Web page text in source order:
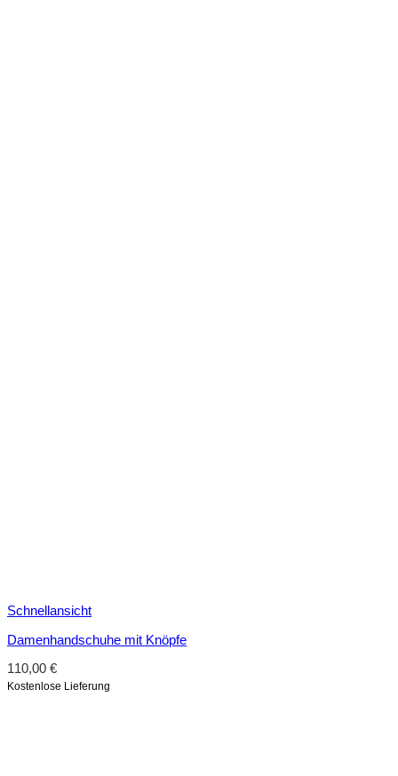
Schnellansicht
Damenhandschuhe mit Knöpfe
110,00 €
Kostenlose Lieferung